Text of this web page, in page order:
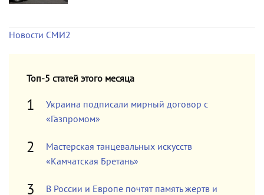
Новости СМИ2
Топ-5 статей этого месяца
Украина подписали мирный договор с
«Газпромом»
Мастерская танцевальных искусств
«Камчатская Бретань»
В России и Европе почтят память жертв и